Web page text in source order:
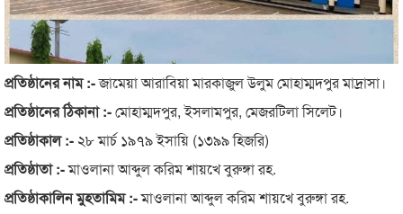
প্রতিষ্ঠানের নাম :-জামেয়া আরাবিয়া মারকাজুল উলুম মোহাম্মদপুর মাদ্রাসা।
প্রতিষ্ঠানের ঠিকানা :-মোহাম্মদপুর, ইসলামপুর, মেজরটিলা সিলেট।
প্রতিষ্ঠাকাল :- ২৮ মার্চ ১৯৭৯ ইসায়ি (১৩৯৯ হিজরি)
প্রতিষ্ঠাতা :-মাওলানা আব্দুল করিম শায়খে বুরুঙ্গা রহ.
প্রতিষ্ঠাকালিন মুহতামিম :-মাওলানা আব্দুল করিম শায়খে বুরুঙ্গা রহ.